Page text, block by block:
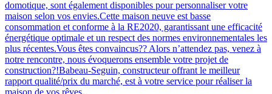
domotique, sont également disponibles pour personnaliser votre
maison selon vos envies.Cette maison neuve est basse
consommation et conforme à la RE2020, garantissant une efficacité
énergétique optimale et un respect des normes environnementales les
plus récentes.Vous êtes convaincus?? Alors n’attendez pas, venez à
notre rencontre, nous évoquerons ensemble votre projet de
construction?!Babeau-Seguin, constructeur offrant le meilleur
rapport qualité/prix du marché, est à votre service pour réaliser la